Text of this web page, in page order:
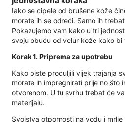
Iako se cipele od brušene kože
morate ih se odreći. Samo ih
Pokazujemo vam kako u tri
svoju obuću od velur kože kako bi
Korak 1. Priprema za upotrebu
Kako biste produljili vijek trajanja
morate ih impregnirati prije no što
otvorenom. U tu svrhu trebat će
materijalu.
Svojstva otpornosti na vodu i